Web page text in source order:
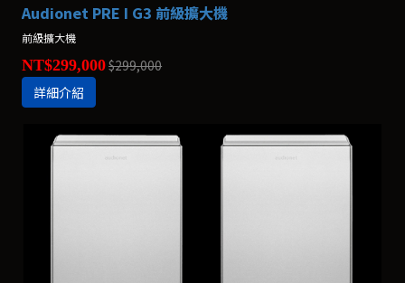
Audionet PRE I G3 前級擴大機
前級擴大機
NT$299,000$299,000
詳細介紹